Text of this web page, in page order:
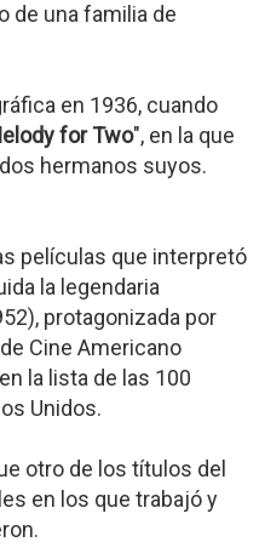
de una familia de
en 1936, cuando
for Two", en la que
hermanos suyos.
películas que interpretó
la legendaria
protagonizada por
Cine Americano
la lista de las 100
Unidos.
otro de los títulos del
en los que trabajó y